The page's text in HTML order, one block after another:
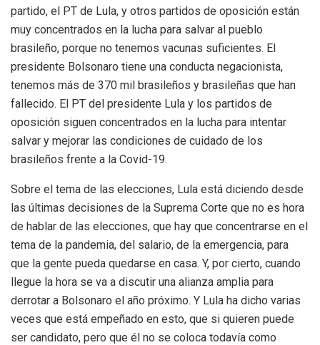
partido, el PT de Lula, y otros partidos de oposición están
muy concentrados en la lucha para salvar al pueblo
brasileño, porque no tenemos vacunas suficientes. El
presidente Bolsonaro tiene una conducta negacionista,
tenemos más de 370 mil brasileños y brasileñas que han
fallecido. El PT del presidente Lula y los partidos de
oposición siguen concentrados en la lucha para intentar
salvar y mejorar las condiciones de cuidado de los
brasileños frente a la Covid-19.
Sobre el tema de las elecciones, Lula está diciendo desde
las últimas decisiones de la Suprema Corte que no es hora
de hablar de las elecciones, que hay que concentrarse en el
tema de la pandemia, del salario, de la emergencia, para
que la gente pueda quedarse en casa. Y, por cierto, cuando
llegue la hora se va a discutir una alianza amplia para
derrotar a Bolsonaro el año próximo. Y Lula ha dicho varias
veces que está empeñado en esto, que si quieren puede
ser candidato, pero que él no se coloca todavía como